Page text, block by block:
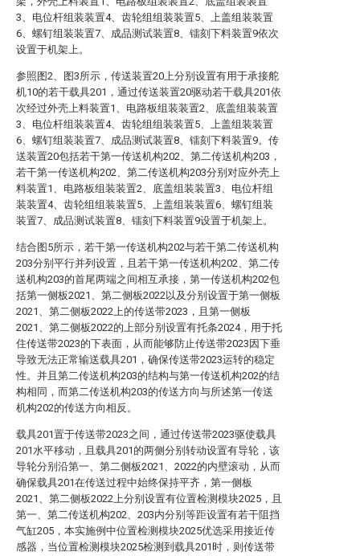
3、电位杆组装装置4、齿轮组组装装置5、上盖组装装置
6、螺钉组装装置7、成品测试装置8、镭刻下料装置9依次
设置于机架上。
参照图2、图3所示，传送装置20上分别设置有用于承接舵
机10的若干载具201，通过传送装置20驱动若干载具201依
次经过外壳上料装置1、电路板组装装置2、底盖组装装置
3、电位杆组装装置4、齿轮组组装装置5、上盖组装装置
6、螺钉组装装置7、成品测试装置8、镭刻下料装置9。传
送装置20包括若干第一传送机构202、第二传送机构203，
若干第一传送机构202、第二传送机构203分别对应外壳上
料装置1、电路板组装装置2、底盖组装装置3、电位杆组
装装置4、齿轮组组装装置5、上盖组装装置6、螺钉组装
装置7、成品测试装置8、镭刻下料装置9设置于机架上。
结合图5所示，若干第一传送机构202与若干第二传送机构
203分别平行并列设置，且若干第一传送机构202、第二传
送机构203的首尾两端之间相互承接，第一传送机构202包
括第一侧板2021、第二侧板2022以及分别设置于第一侧板
2021、第二侧板2022上的传送带2023，且第一侧板
2021、第二侧板2022的上部分别设置有托条2024，用于托
住传送带2023的下表面，从而能够防止传送带2023因下垂
导致无法正常输送载具201，确保传送带2023运转的稳定
性。并且第二传送机构203的结构与第一传送机构202的结
构相同，而第二传送机构203的传送方向与所述第一传送
机构202的传送方向相反。
载具201置于传送带2023之间，通过传送带2023驱使载具
201水平移动，且载具201的两侧分别转动设置有导轮，该
导轮分别沿第一、第二侧板2021、2022的内壁滚动，从而
确保载具201在传送过程中始终保持平齐，第一侧板
2021、第二侧板2022上分别设置有位置检测模块2025，且
第一、第二传送机构202、203内分别等距设置有若干阻挡
气缸205，本实施例中位置检测模块2025优选采用接近传
感器，当位置检测模块2025检测到载具201时，则传送带